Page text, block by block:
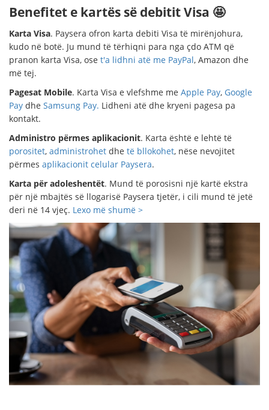
Benefitet e kartës së debitit Visa 🤩
Karta Visa. Paysera ofron karta debiti Visa të mirënjohura,
kudo në botë. Ju mund të tërhiqni para nga çdo ATM që
pranon karta Visa, ose t'a lidhni atë me PayPal, Amazon dhe
më tej.
Pagesat Mobile. Karta Visa e vlefshme me Apple Pay, Google
Pay dhe Samsung Pay. Lidheni atë dhe kryeni pagesa pa
kontakt.
Administro përmes aplikacionit. Karta është e lehtë të
porositet, administrohet dhe të bllokohet, nëse nevojitet
përmes aplikacionit celular Paysera.
Karta për adoleshentët. Mund të porosisni një kartë ekstra
për një mbajtës së llogarisë Paysera tjetër, i cili mund të jetë
deri në 14 vjeç. Lexo më shumë >